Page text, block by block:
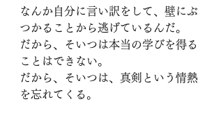
なんか自分に言い訳をして、壁にぶ
つかることから逃げているんだ。
だから、そいつは本当の学びを得る
ことはできない。
だから、そいつは、真剣という情熱
を忘れてくる。